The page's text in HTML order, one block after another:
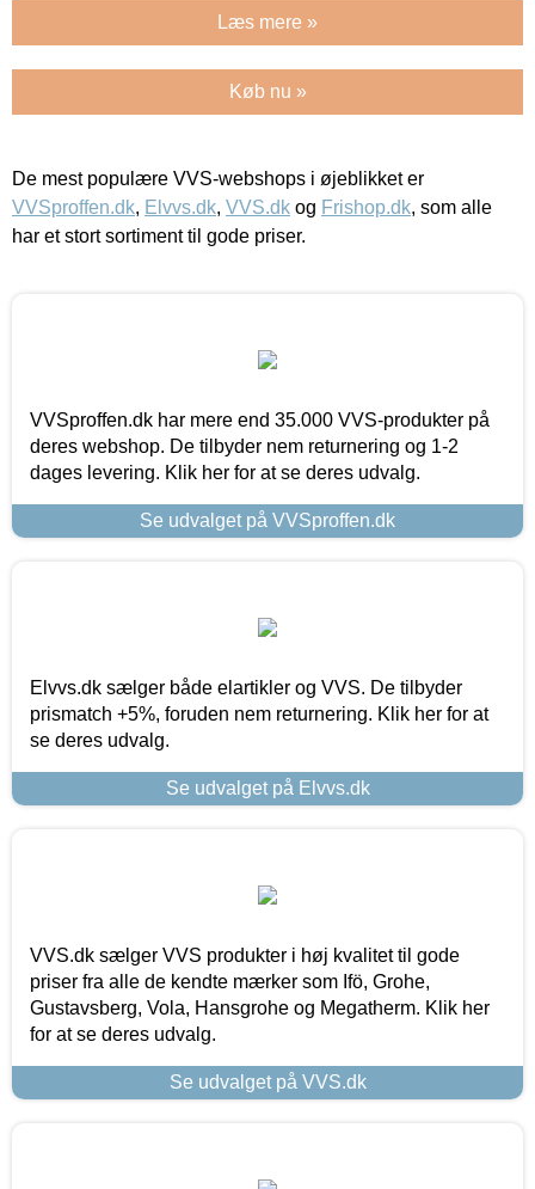
Læs mere »
Køb nu »
De mest populære VVS-webshops i øjeblikket er
VVSproffen.dk, Elvvs.dk, VVS.dk og Frishop.dk, som alle
har et stort sortiment til gode priser.
VVSproffen.dk har mere end 35.000 VVS-produkter på
deres webshop. De tilbyder nem returnering og 1-2
dages levering. Klik her for at se deres udvalg.
Se udvalget på VVSproffen.dk
Elvvs.dk sælger både elartikler og VVS. De tilbyder
prismatch +5%, foruden nem returnering. Klik her for at
se deres udvalg.
Se udvalget på Elvvs.dk
VVS.dk sælger VVS produkter i høj kvalitet til gode
priser fra alle de kendte mærker som Ifö, Grohe,
Gustavsberg, Vola, Hansgrohe og Megatherm. Klik her
for at se deres udvalg.
Se udvalget på VVS.dk